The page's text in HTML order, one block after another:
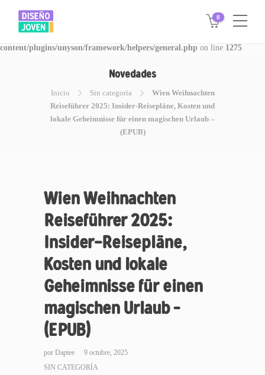
Warning: Invalid argument supplied for foreach() in
/www/disegnojoven.com.ar/htdocs/wp-
content/plugins/unyson/framework/helpers/general.php on line 1275
0
Novedades
Inicio Sin categoría
Wien Weihnachten
Reiseführer 2025: Insider-Reisepläne, Kosten und
lokale Geheimnisse für einen magischen Urlaub –
(EPUB)
Wien Weihnachten
Reiseführer 2025:
Insider-Reisepläne,
Kosten und lokale
Geheimnisse für einen
magischen Urlaub –
(EPUB)
por Daptee
9 octubre, 2025
SIN CATEGORÍA